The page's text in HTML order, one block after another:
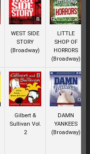
WEST SIDE
STORY
(Broadway)
LITTLE
SHOP OF
HORRORS
(Broadway)
Gilbert &
Sullivan Vol.
2
DAMN
YANKEES
(Broadway)